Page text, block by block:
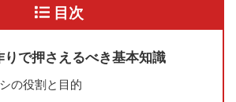
目次
りで押さえるべき基本知識
の役割と目的